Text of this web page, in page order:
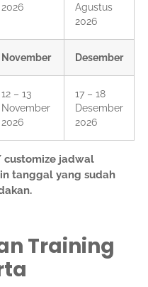
2026
Agustus
2026
November Desember
12 – 13
November
2026
17 – 18
Desember
2026
customize jadwal
tanggal yang sudah
Training